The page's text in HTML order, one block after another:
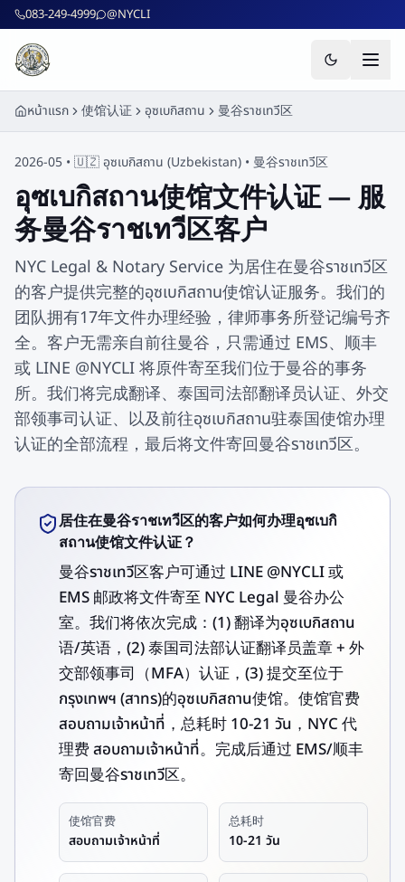
ข้ามไปยังเนื้อหาหลัก
083-249-4999 @NYCLI
หน้าแรก 使馆认证 อุซเบกิสถาน 曼谷ราชเทวี区
2026-05 • 🇺🇿อุซเบกิสถาน (Uzbekistan) • 曼谷ราชเทวี区
อุซเบกิสถาน使馆文件认证 — 服
务曼谷ราชเทวี区客户
NYC Legal & Notary Service 为居住在曼谷ราชเทวี区
的客户提供完整的อุซเบกิสถาน使馆认证服务。我们的
团队拥有17年文件办理经验，律师事务所登记编号齐
全。客户无需亲自前往曼谷，只需通过 EMS、顺丰
或 LINE @NYCLI 将原件寄至我们位于曼谷的事务
所。我们将完成翻译、泰国司法部翻译员认证、外交
部领事司认证、以及前往อุซเบกิสถาน驻泰国使馆办理
认证的全部流程，最后将文件寄回曼谷ราชเทวี区。
居住在曼谷ราชเทวี区的客户如何办理อุซเบกิ
สถาน使馆文件认证？
曼谷ราชเทวี区客户可通过 LINE @NYCLI 或
EMS 邮政将文件寄至 NYC Legal 曼谷办公
室。我们将依次完成：(1) 翻译为อุซเบกิสถาน
语/英语，(2) 泰国司法部认证翻译员盖章 + 外
交部领事司（MFA）认证，(3) 提交至位于
กรุงเทพฯ (สาทร)的อุซเบกิสถาน使馆。使馆官费
สอบถามเจ้าหน้าที่，总耗时 10-21 วัน，NYC 代
理费 สอบถามเจ้าหน้าที่。完成后通过 EMS/顺丰
寄回曼谷ราชเทวี区。
使馆官费
สอบถามเจ้าหน้าที่
总耗时
10-21 วัน